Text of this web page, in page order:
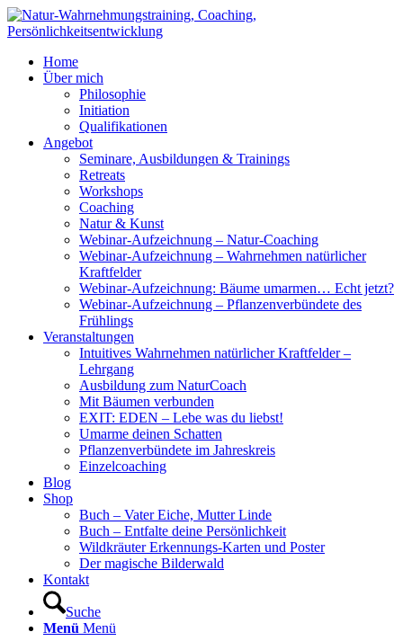
Home
Über mich
Philosophie
Initiation
Qualifikationen
Angebot
Seminare, Ausbildungen & Trainings
Retreats
Workshops
Coaching
Natur & Kunst
Webinar-Aufzeichnung – Natur-Coaching
Webinar-Aufzeichnung – Wahrnehmen natürlicher
Kraftfelder
Webinar-Aufzeichnung: Bäume umarmen… Echt jetzt?
Webinar-Aufzeichnung – Pflanzenverbündete des
Frühlings
Veranstaltungen
Intuitives Wahrnehmen natürlicher Kraftfelder –
Lehrgang
Ausbildung zum NaturCoach
Mit Bäumen verbunden
EXIT: EDEN – Lebe was du liebst!
Umarme deinen Schatten
Pflanzenverbündete im Jahreskreis
Einzelcoaching
Blog
Shop
Buch – Vater Eiche, Mutter Linde
Buch – Entfalte deine Persönlichkeit
Wildkräuter Erkennungs-Karten und Poster
Der magische Bilderwald
Kontakt
Suche
Menü Menü